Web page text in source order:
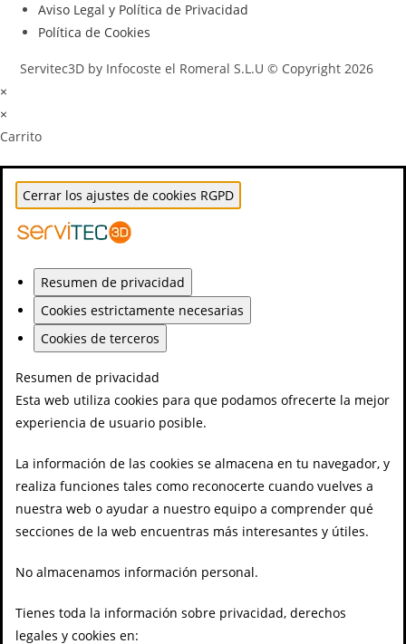
Aviso Legal y Política de Privacidad
Política de Cookies
Servitec3D by Infocoste el Romeral S.L.U © Copyright 2026
×
×
Carrito
Cerrar los ajustes de cookies RGPD
Resumen de privacidad
Cookies estrictamente necesarias
Cookies de terceros
Resumen de privacidad
Esta web utiliza cookies para que podamos ofrecerte la mejor
experiencia de usuario posible.
La información de las cookies se almacena en tu navegador, y
realiza funciones tales como reconocerte cuando vuelves a
nuestra web o ayudar a nuestro equipo a comprender qué
secciones de la web encuentras más interesantes y útiles.
No almacenamos información personal.
Tienes toda la información sobre privacidad, derechos
legales y cookies en: